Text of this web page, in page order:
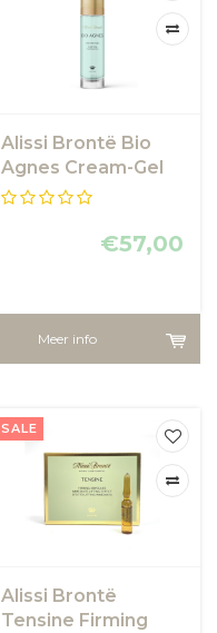
Alissi Brontë Bio
Agnes Cream-Gel
€57,00
Meer info
SALE
Alissi Brontë
Tensine Firming